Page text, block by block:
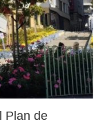
Plan de